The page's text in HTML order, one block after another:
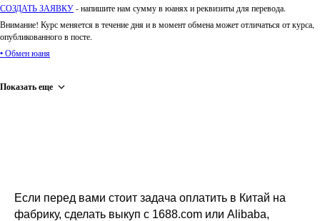
СОЗДАТЬ ЗАЯВКУ- напишите нам сумму в юанях и реквизиты для перевода.
Внимание! Курс меняется в течение дня и в момент обмена может отличаться от курса,
опубликованного в посте.
• Обмен юаня
Показать еще
Если перед вами стоит задача оплатить в Китай на
фабрику, сделать выкуп с 1688.com или Alibaba,